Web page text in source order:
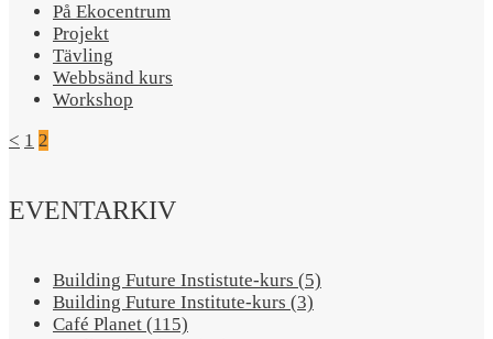
På Ekocentrum
Projekt
Tävling
Webbsänd kurs
Workshop
< 1 2
EVENTARKIV
Building Future Instistute-kurs (5)
Building Future Institute-kurs (3)
Café Planet (115)